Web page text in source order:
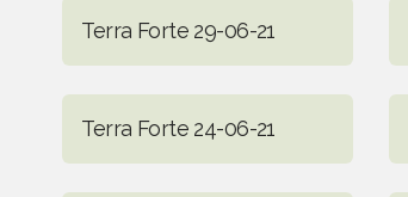
Terra Forte 29-06-21
Terra Forte 24-06-21